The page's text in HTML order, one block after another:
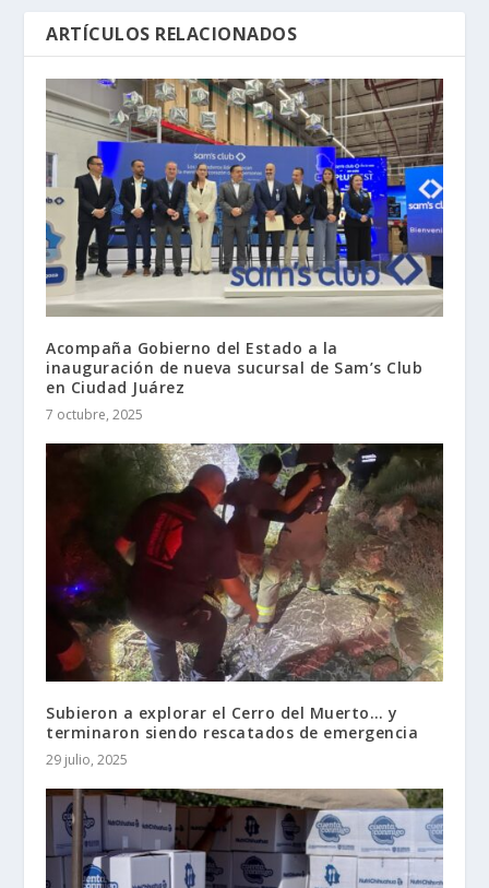
ARTÍCULOS RELACIONADOS
Acompaña Gobierno del Estado a la
inauguración de nueva sucursal de Sam’s Club
en Ciudad Juárez
7 octubre, 2025
Subieron a explorar el Cerro del Muerto… y
terminaron siendo rescatados de emergencia
29 julio, 2025